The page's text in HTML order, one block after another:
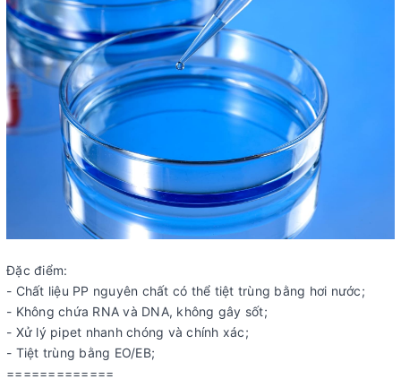
Đặc điểm:
- Chất liệu PP nguyên chất có thể tiệt trùng bằng hơi nước;
- Không chứa RNA và DNA, không gây sốt;
- Xử lý pipet nhanh chóng và chính xác;
- Tiệt trùng bằng EO/EB;
=============